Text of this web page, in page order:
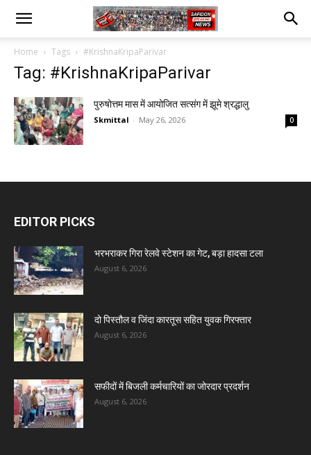
Home Tags #KrishnaKripaParivar
Tag: #KrishnaKripaParivar
पुरुषोत्तम मास में आयोजित सत्संग में झूमे श्रद्धालु
Skmittal - May 26, 2026 0
EDITOR PICKS
भरभराकर गिरा रेलवे स्टेशन का गेट, बड़ा हादसा टला
August 6, 2026
दो पिस्तौल व जिंदा कारतूस सहित युवक गिरफ्तार
August 6, 2026
सफीदों में बिजली कर्मचारियों का जोरदार प्रदर्शन
August 6, 2026